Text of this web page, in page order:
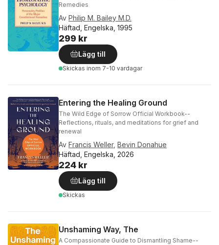
Remedies
Av Philip M. Bailey M.D.
Häftad, Engelska, 1995
299 kr
Lägg till
Skickas inom 7-10 vardagar
Entering the Healing Ground
The Wild Edge of Sorrow Official Workbook--
Reflections, rituals, and meditations for grief and
renewal
Av Francis Weller, Bevin Donahue
Häftad, Engelska, 2026
224 kr
Lägg till
Skickas
Unshaming Way, The
A Compassionate Guide to Dismantling Shame--